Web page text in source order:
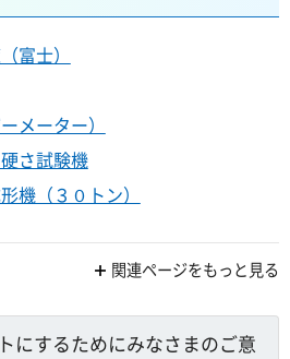
富士）
メーター）
さ試験機
機（３０トン）
関連ページをもっと見る
にするためにみなさまのご意